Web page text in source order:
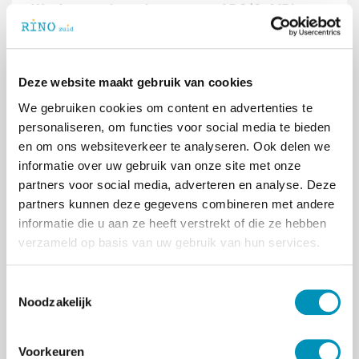
Deze website maakt gebruik van cookies
We gebruiken cookies om content en advertenties te
personaliseren, om functies voor social media te bieden
en om ons websiteverkeer te analyseren. Ook delen we
informatie over uw gebruik van onze site met onze
partners voor social media, adverteren en analyse. Deze
partners kunnen deze gegevens combineren met andere
informatie die u aan ze heeft verstrekt of die ze hebben
verzameld op basis van uw gebruik van hun services.
Noodzakelijk
Voorkeuren
Wat brengt de toekomst voor ABC/CoMBI-
methode?
De ABC/CoMBI-methode wordt momenteel
verschillende studies naar de effectiviteit en
bredere toepassing ervan,’ zegt Peter. Zijn
belangrijkste advies aan professionals? ‘Volg de
training, haha! Dit is geen puur theoretische
methode, maar een praktische aanpak waarin je
met je eigen casuïstiek aan de slag gaat. Het
belangrijkste is dat je je bewust bent van je
eigen invloed: hoe je reageert, heeft altijd effect
op het gedrag van de ander. Door die kennis
verbeteren.’
en wat dit voor jou of jouw team kan